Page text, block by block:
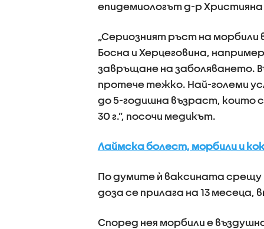
епидемиологът д-р Християна
„Сериозният ръст на морбили
Босна и Херцеговина,
завръщане на заболяването.
протече тежко. Най-големи
до 5-годишна възраст, които
30 г.”, посочи медикът.
Лаймска болест, морбили и
По думите ѝ ваксината
доза се прилага на 13 месеца,
Според нея морбили е